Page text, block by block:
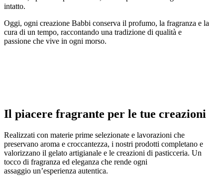
intatto.
Oggi, ogni creazione Babbi conserva il profumo, la fragranza e la
cura di un tempo, raccontando una tradizione di qualità e
passione che vive in ogni morso.
Il piacere fragrante per le tue creazioni
Realizzati con materie prime selezionate e lavorazioni che
preservano aroma e croccantezza, i nostri prodotti completano e
valorizzano il gelato artigianale e le creazioni di pasticceria. Un
tocco di fragranza ed eleganza che rende ogni
assaggio un’esperienza autentica.